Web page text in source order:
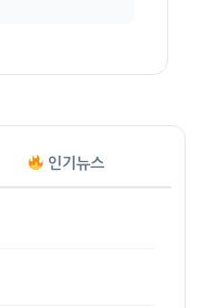
인기뉴스